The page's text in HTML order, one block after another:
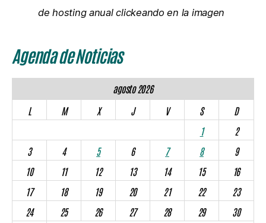
de hosting anual clickeando en la imagen
Agenda de Noticias
agosto 2026
L
M X J V S
D
1
2
3
4 5 6 7 8
9
10
11 12 13 14 15
16
17
18 19 20 21 22
23
24
25 26 27 28 29
30